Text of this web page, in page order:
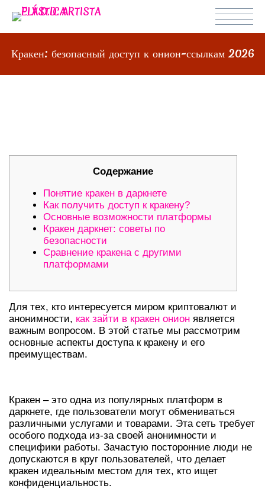
Кракен: безопасный доступ к онион-ссылкам 2026
Содержание
Понятие кракен в даркнете
Как получить доступ к кракену?
Основные возможности платформы
Кракен даркнет: советы по
безопасности
Сравнение кракена с другими
платформами
Для тех, кто интересуется миром криптовалют и
анонимности, как зайти в кракен онион является
важным вопросом. В этой статье мы рассмотрим
основные аспекты доступа к кракену и его
преимуществам.
Кракен – это одна из популярных платформ в
даркнете, где пользователи могут обмениваться
различными услугами и товарами. Эта сеть требует
особого подхода из-за своей анонимности и
специфики работы. Зачастую посторонние люди не
допускаются в круг пользователей, что делает
кракен идеальным местом для тех, кто ищет
конфиденциальность.